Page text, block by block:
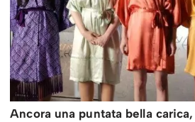
Ancora una puntata bella